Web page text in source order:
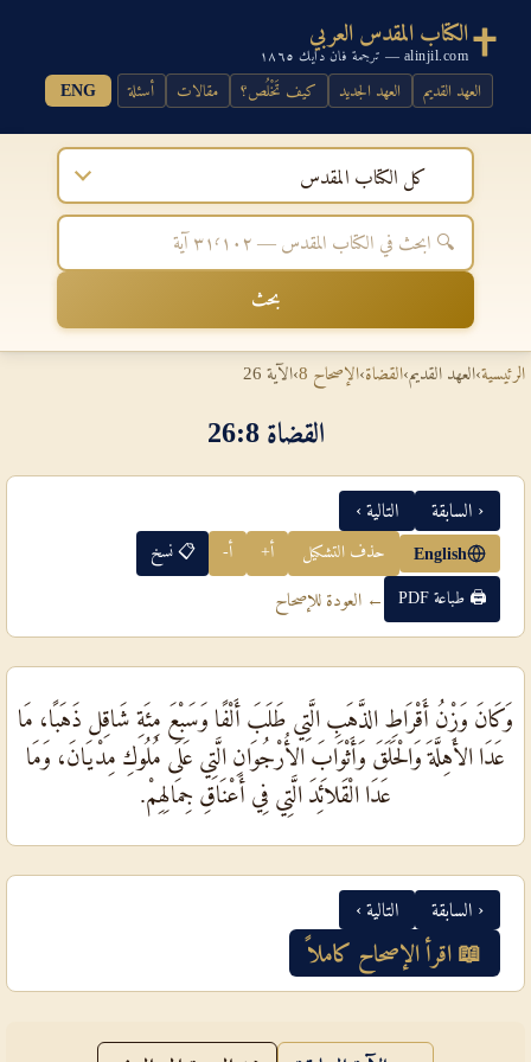
الكتاب المقدس العربي
alinjil.com — ترجمة فان دايك ١٨٦٥
العهد القديم العهد الجديد كيف تَخْلُص؟ مقالات أسئلة ENG
كل الكتاب المقدس
بحث
الرئيسية›العهد القديم›القضاة›الإصحاح 8 ›الآية 26
القضاة 8‏:‏26
‹ السابقة التالية ›
English حذف التشكيل أ+ أ- 📋 نسخ
🖨 طباعة PDF ← العودة للإصحاح
وَكَانَ وَزْنُ أَقْرَاطِ الذَّهَبِ الَّتِي طَلَبَ أَلْفًا وَسَبْعَ مِئَةِ شَاقِل ذَهَبًا، مَا
عَدَا الأَهِلَّةَ وَالْحَلَقَ وَأَثْوَابَ الأُرْجُوَانِ الَّتِي عَلَى مُلُوكِ مِدْيَانَ، وَمَا
عَدَا الْقَلاَئِدَ الَّتِي فِي أَعْنَاقِ جِمَالِهِمْ.
‹ السابقة التالية ›
📖 اقرأ الإصحاح كاملاً